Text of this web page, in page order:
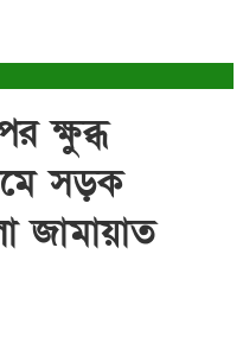
ক্ষুব্ধ
সড়ক
জামায়াত